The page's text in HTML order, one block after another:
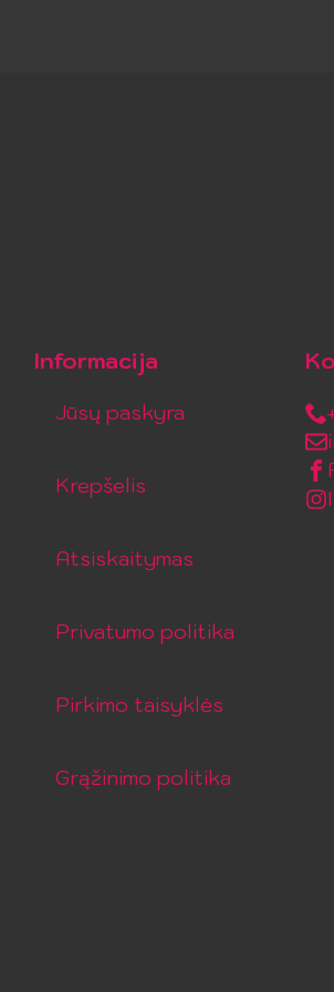
Informacija
Jūsų paskyra
Krepšelis
Atsiskaitymas
Privatumo politika
Pirkimo taisyklės
Grąžinimo politika